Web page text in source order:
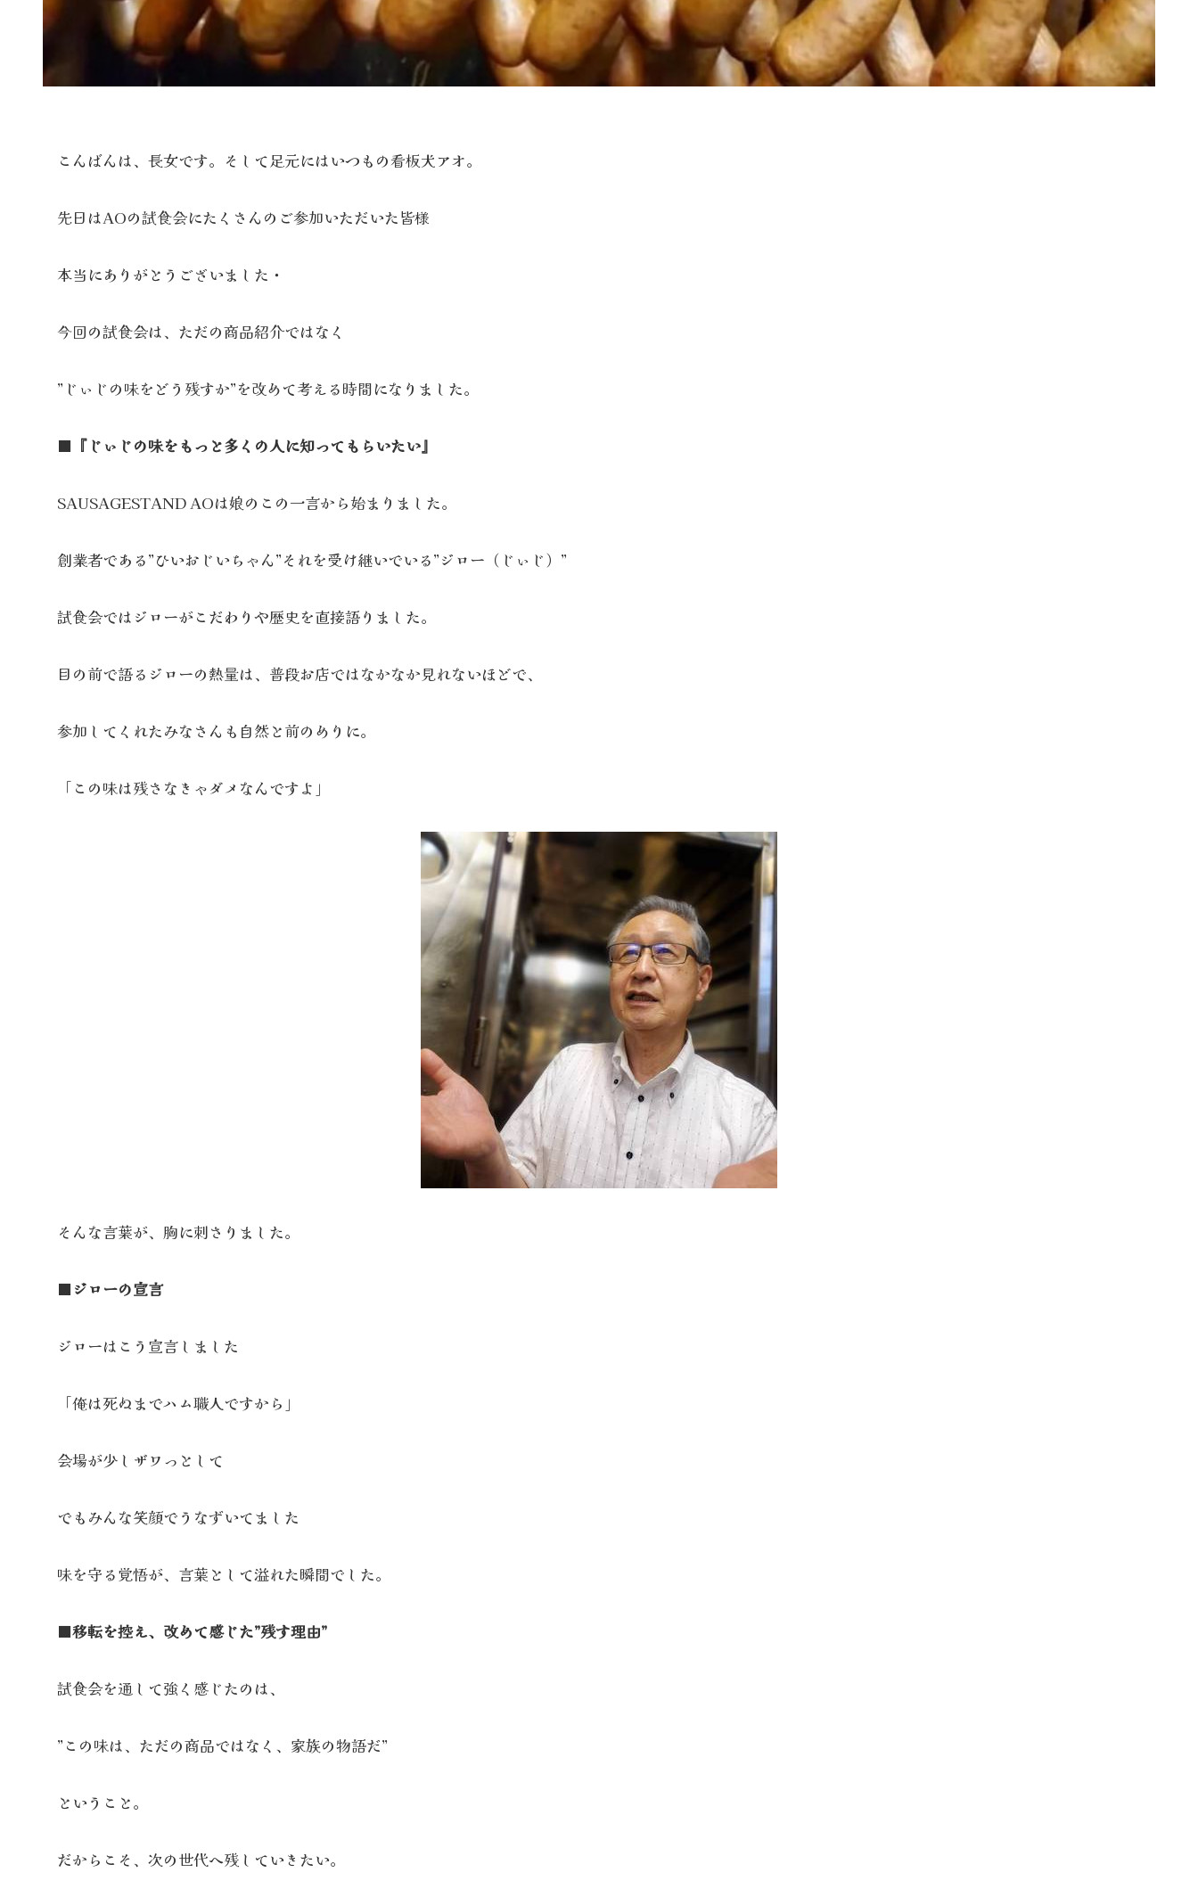
こんばんは、長女です。そして足元にはいつもの看板犬アオ。
先日はAOの試食会にたくさんのご参加いただいた皆様
本当にありがとうございました・
今回の試食会は、ただの商品紹介ではなく
”じぃじの味をどう残すか”を改めて考える時間になりました。
■『じぃじの味をもっと多くの人に知ってもらいたい』
SAUSAGESTAND AOは娘のこの一言から始まりました。
創業者である”ひいおじいちゃん”それを受け継いでいる”ジロー（じぃじ）”
試食会ではジローがこだわりや歴史を直接語りました。
目の前で語るジローの熱量は、普段お店ではなかなか見れないほどで、
参加してくれたみなさんも自然と前のめりに。
「この味は残さなきゃダメなんですよ」
そんな言葉が、胸に刺さりました。
■ジローの宣言
ジローはこう宣言しました
「俺は死ぬまでハム職人ですから」
会場が少しザワっとして
でもみんな笑顔でうなずいてました
味を守る覚悟が、言葉として溢れた瞬間でした。
■移転を控え、改めて感じた”残す理由”
試食会を通して強く感じたのは、
”この味は、ただの商品ではなく、家族の物語だ”
ということ。
だからこそ、次の世代へ残していきたい。